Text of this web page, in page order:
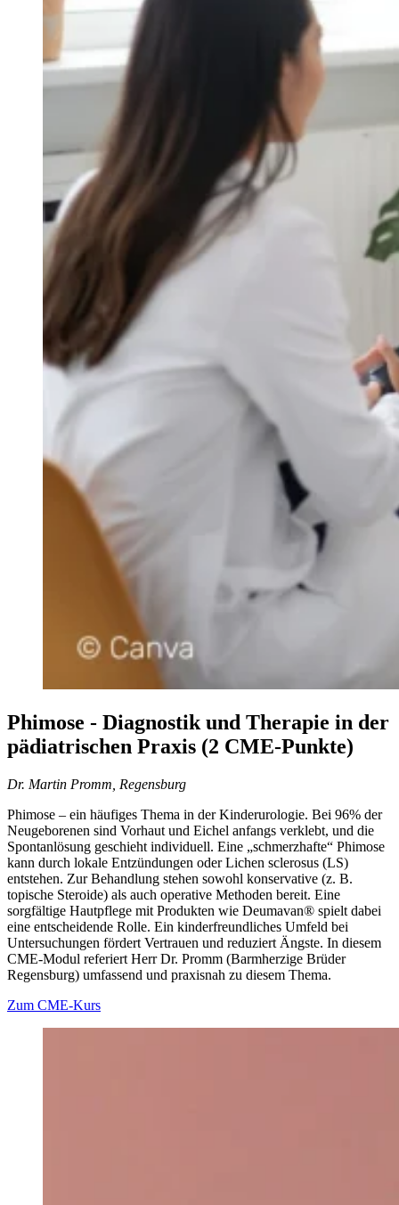
Phimose - Diagnostik und Therapie in der
pädiatrischen Praxis (2 CME-Punkte)
Dr. Martin Promm, Regensburg
Phimose – ein häufiges Thema in der Kinderurologie. Bei 96% der
Neugeborenen sind Vorhaut und Eichel anfangs verklebt, und die
Spontanlösung geschieht individuell. Eine „schmerzhafte“ Phimose
kann durch lokale Entzündungen oder Lichen sclerosus (LS)
entstehen. Zur Behandlung stehen sowohl konservative (z. B.
topische Steroide) als auch operative Methoden bereit. Eine
sorgfältige Hautpflege mit Produkten wie Deumavan® spielt dabei
eine entscheidende Rolle. Ein kinderfreundliches Umfeld bei
Untersuchungen fördert Vertrauen und reduziert Ängste. In diesem
CME-Modul referiert Herr Dr. Promm (Barmherzige Brüder
Regensburg) umfassend und praxisnah zu diesem Thema.
Zum CME-Kurs